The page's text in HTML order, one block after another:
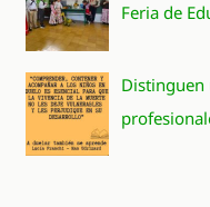
Feria de
Distinguen